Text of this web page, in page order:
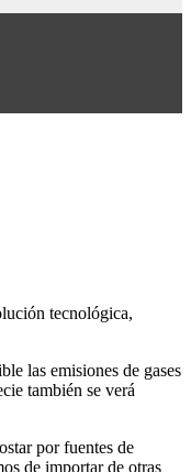
tecnológica,
las emisiones de gases
también se verá
por fuentes de
de importar de otras